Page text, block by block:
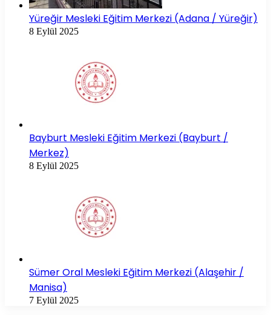
Yüreğir Mesleki Eğitim Merkezi (Adana / Yüreğir)
8 Eylül 2025
Bayburt Mesleki Eğitim Merkezi (Bayburt /
Merkez)
8 Eylül 2025
Sümer Oral Mesleki Eğitim Merkezi (Alaşehir /
Manisa)
7 Eylül 2025